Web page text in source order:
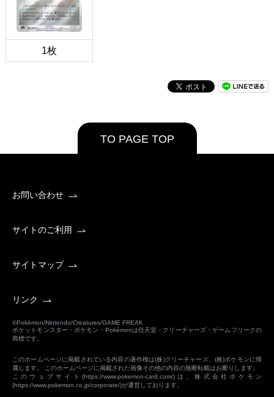
1枚
TO PAGE TOP
お問い合わせ
サイトのご利用
サイトマップ
リンク
©Pokémon/Nintendo/Creatures/GAME FREAK
ポケットモンスター・ポケモン・Pokémonは任天堂・クリーチャーズ・ゲームフリークの
商標です。
このホームページに掲載されている内容の著作権は(株)クリーチャーズ、(株)ポケモンに帰
属します。 このホームページに掲載された画像その他の内容の無断転載はお断りします。
このウェブサイト(https://www.pokemon-card.com/)は、株式会社ポケモン
(https://www.pokemon.co.jp/corporate/)が運営しております。